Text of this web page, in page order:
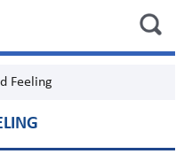
Feeling